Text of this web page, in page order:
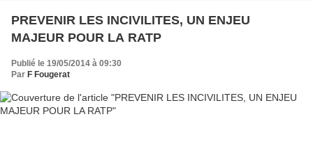
PREVENIR LES INCIVILITES, UN ENJEU
MAJEUR POUR LA RATP
Publié le 19/05/2014 à 09:30
Par F Fougerat